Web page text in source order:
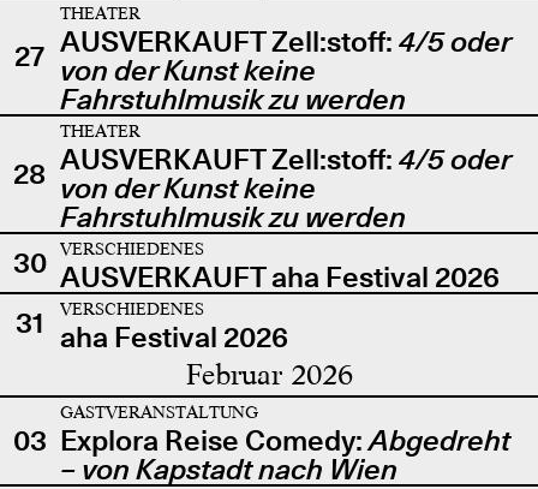
27
THEATER
AUSVERKAUFT Zell:stoff: 4/5 oder
von der Kunst keine
Fahrstuhlmusik zu werden
28
THEATER
AUSVERKAUFT Zell:stoff: 4/5 oder
von der Kunst keine
Fahrstuhlmusik zu werden
30
VERSCHIEDENES
AUSVERKAUFT aha Festival 2026
31
VERSCHIEDENES
aha Festival 2026
Februar 2026
03
GASTVERANSTALTUNG
Explora Reise Comedy:Abgedreht
– von Kapstadt nach Wien